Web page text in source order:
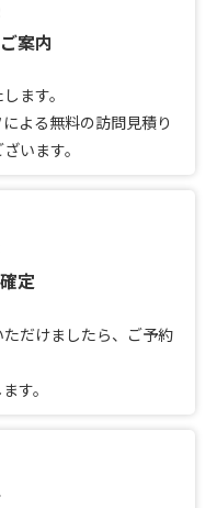
案内
ます。
よる無料の訪問見積り
います。
定
だけましたら、ご予約
す。